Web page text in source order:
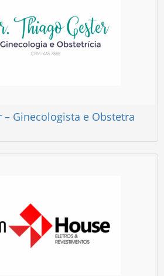
– Ginecologista e Obstetra